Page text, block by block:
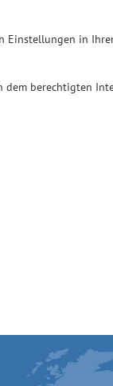
Einstellungen in
berechtigten